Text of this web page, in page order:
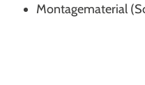
Montagematerial